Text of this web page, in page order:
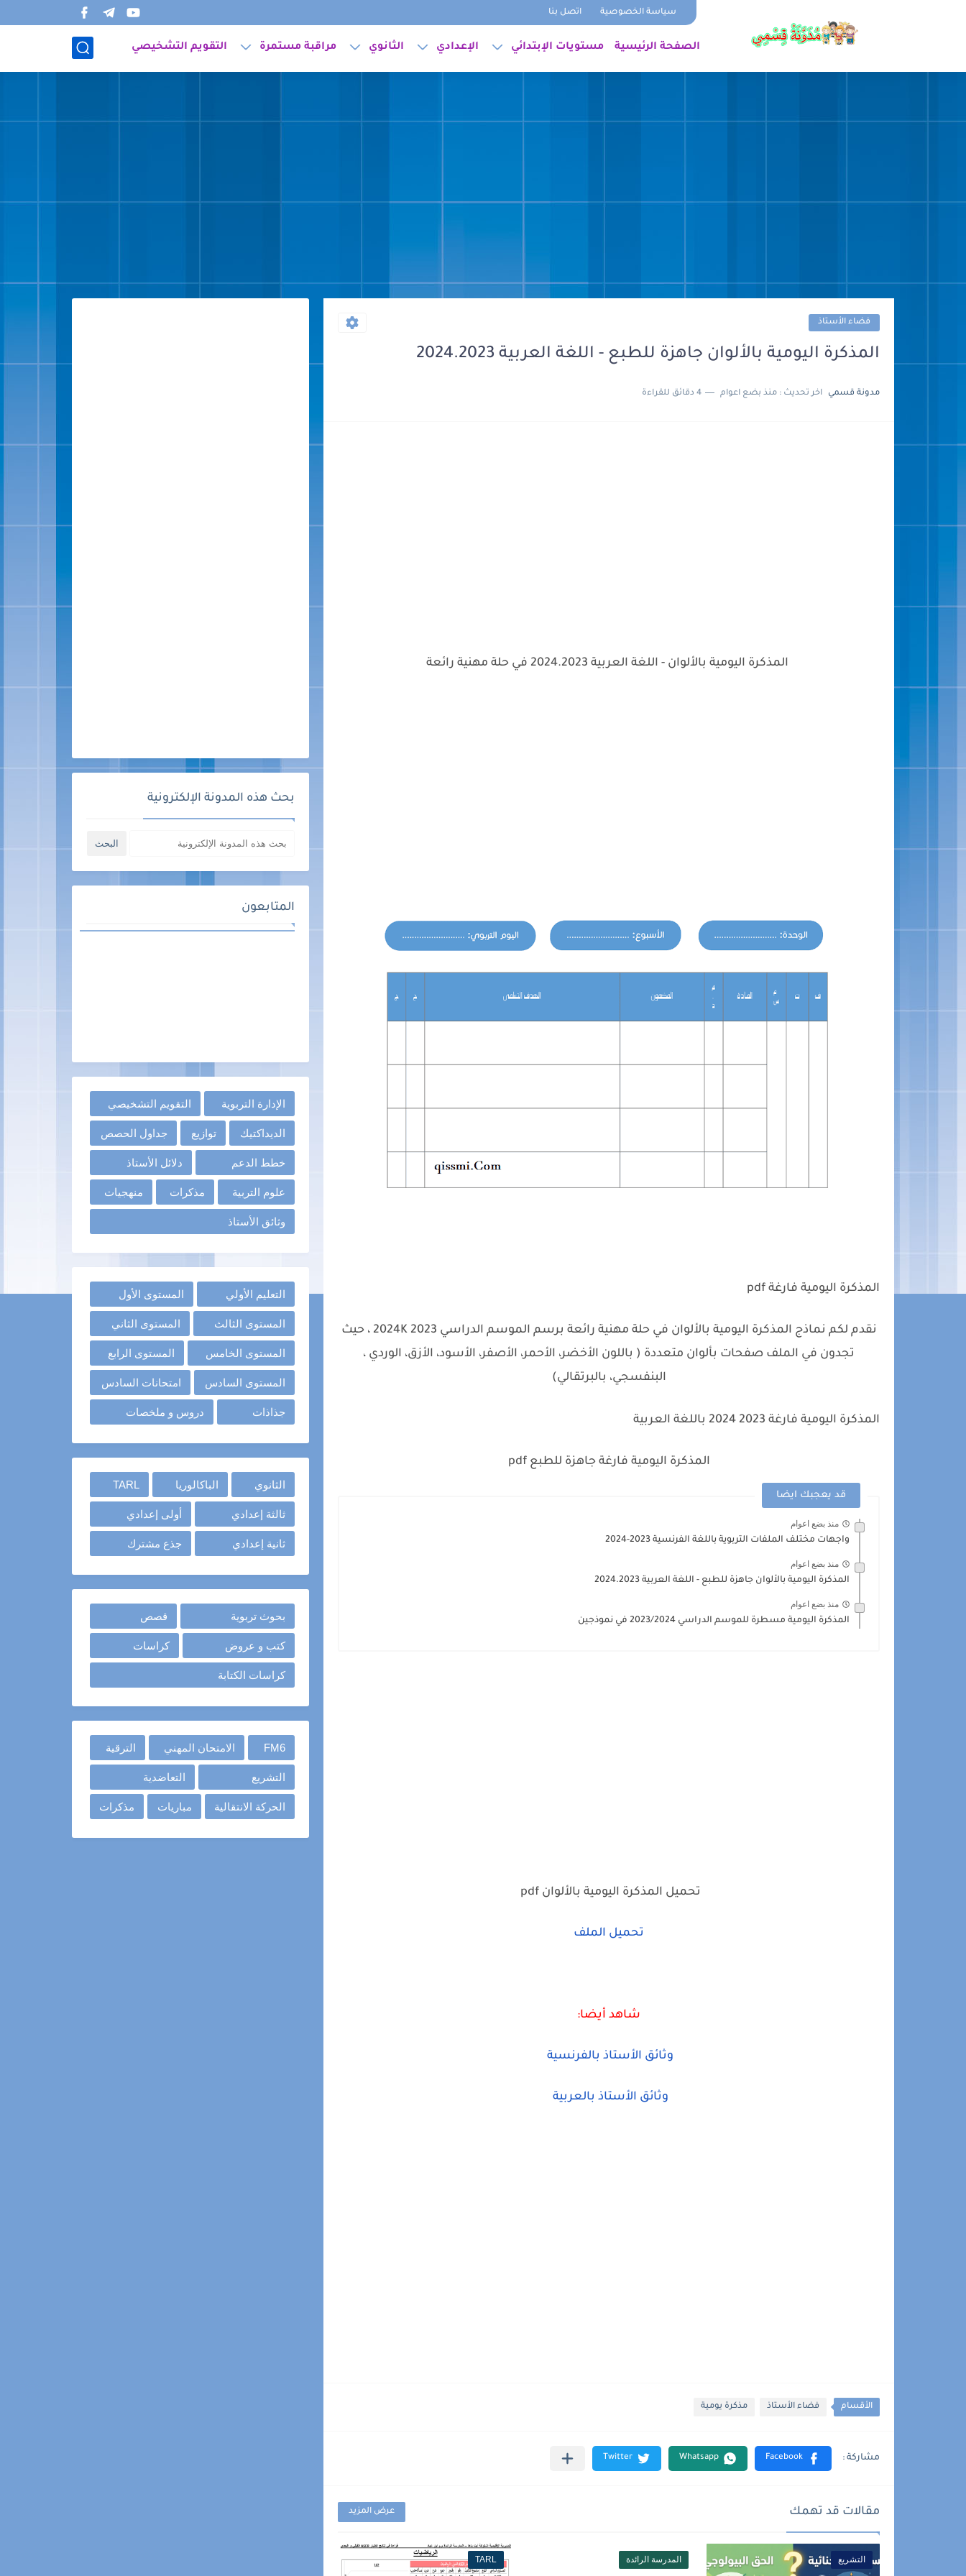
سياسة الخصوصية اتصل بنا
الصفحة الرئيسية مستويات الإبتدائي الإعدادي الثانوي مراقبة مستمرة التقويم التشخيصي
فضاء الأستاذ
المذكرة اليومية بالألوان جاهزة للطبع - اللغة العربية 2024.2023
مدونة قسمي اخر تحديث : منذ بضع اعوام 4 دقائق للقراءة
المذكرة اليومية بالألوان - اللغة العربية 2024.2023 في حلة مهنية رائعة
المذكرة اليومية فارغة pdf
نقدم لكم نماذج المذكرة اليومية بالألوان في حلة مهنية رائعة برسم الموسم الدراسي 2023 2024K ، حيث
تجدون في الملف صفحات بألوان متعددة ( باللون الأخضر، الأحمر، الأصفر، الأسود، الأزق، الوردي ،
البنفسجي، بالبرتقالي)
المذكرة اليومية فارغة 2023 2024 باللغة العربية
المذكرة اليومية فارغة جاهزة للطبع pdf
قد يعجبك ايضا
منذ بضع اعوام
واجهات مختلف الملفات التربوية باللغة الفرنسية 2023-2024
منذ بضع اعوام
المذكرة اليومية بالألوان جاهزة للطبع - اللغة العربية 2024.2023
منذ بضع اعوام
المذكرة اليومية مسطرة للموسم الدراسي 2023/2024 في نموذجين
تحميل المذكرة اليومية بالألوان pdf
تحميل الملف
شاهد أيضا:
وثائق الأستاذ بالفرنسية
وثائق الأستاذ بالعربية
الأقسام فضاء الأستاذ مذكرة يومية
مقالات قد تهمك عرض المزيد
التشريع المدرسة الرائدة TARL
بحث هذه المدونة الإلكترونية
المتابعون
الإدارة التربوية التقويم التشخيصي
الديداكتيك توازيع جداول الحصص
خطط الدعم دلائل الأستاذ
علوم التربية مذكرات منهجيات
وثائق الأستاذ
التعليم الأولي المستوى الأول
المستوى الثالث المستوى الثاني
المستوى الخامس المستوى الرابع
المستوى السادس امتحانات السادس
جذاذات دروس و ملخصات
الثانوي الباكالوريا TARL
ثالثة إعدادي أولى إعدادي
ثانية إعدادي جذع مشترك
بحوث تربوية قصص
كتب و عروض كراسات
كراسات الكتابة
FM6 الامتحان المهني الترقية
التشريع التعاضدية
الحركة الانتقالية مباريات مذكرات